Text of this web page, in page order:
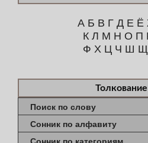
А Б В ГД Е Ё
К Л М Н О П
Ф Х Ц Ч Ш Щ
Поиск по слову
Сонник по алфавиту
Сонник по категориям